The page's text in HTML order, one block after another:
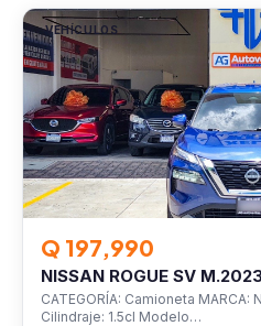
VEHÍCULOS
Q 197,990
NISSAN ROGUE SV
CATEGORÍA: Camioneta
Cilindraje: 1.5cl Modelo…